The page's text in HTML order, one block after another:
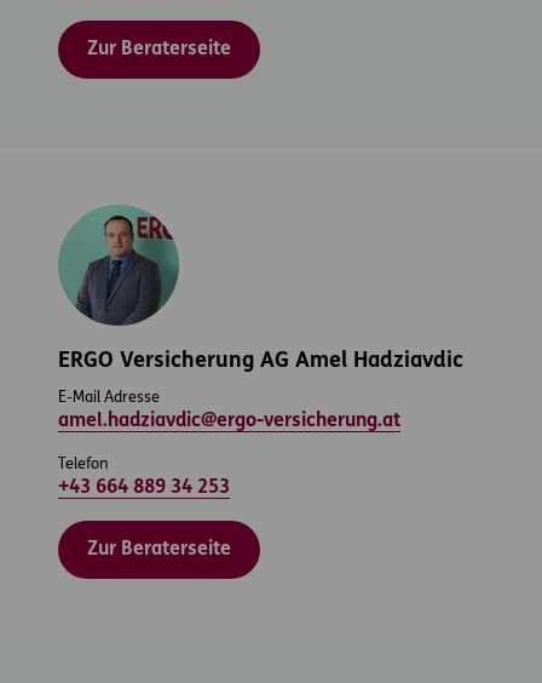
Zur Beraterseite
ERGO Versicherung AG Amel Hadziavdic
E-Mail Adresse
amel.hadziavdic@ergo-versicherung.at
Telefon
+43 664 889 34 253
Zur Beraterseite